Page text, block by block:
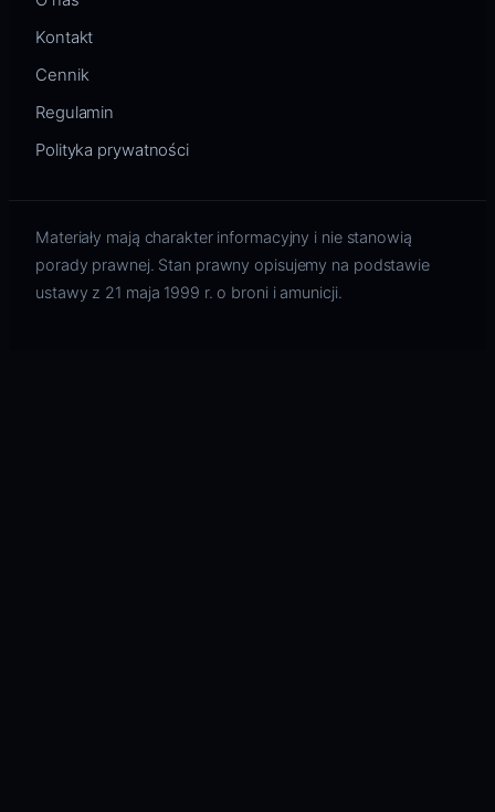
Kontakt
Cennik
Regulamin
Polityka prywatności
Materiały mają charakter informacyjny i nie stanowią
porady prawnej. Stan prawny opisujemy na podstawie
ustawy z 21 maja 1999 r. o broni i amunicji.